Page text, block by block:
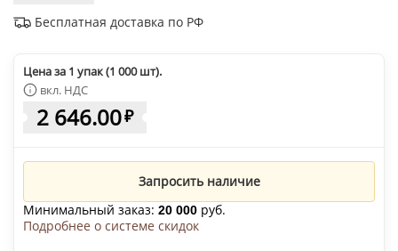
Бесплатная доставка по РФ
Цена за 1 упак (1 000 шт).
вкл. НДС
2 646.00₽
Запросить наличие
Минимальный заказ: 20 000 руб.
Подробнее о системе скидок